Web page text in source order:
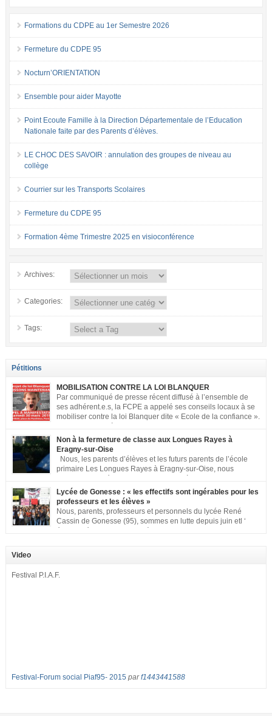
Formations du CDPE au 1er Semestre 2026
Fermeture du CDPE 95
Nocturn’ORIENTATION
Ensemble pour aider Mayotte
Point Ecoute Famille à la Direction Départementale de l’Education
Nationale faite par des Parents d’élèves.
LE CHOC DES SAVOIR : annulation des groupes de niveau au
collège
Courrier sur les Transports Scolaires
Fermeture du CDPE 95
Formation 4ème Trimestre 2025 en visioconférence
Archives:
Categories:
Tags:
Pétitions
MOBILISATION CONTRE LA LOI BLANQUER
Par communiqué de presse récent diffusé à l’ensemble de
ses adhérent.e.s, la FCPE a appelé ses conseils locaux à se
mobiliser contre la loi Blanquer dite « Ecole de la confiance ».
met à votre disposition ce kit de mobilisation comprenant : 1 affiche
appelant […]
Non à la fermeture de classe aux Longues Rayes à
Eragny-sur-Oise
Nous, les parents d’élèves et les futurs parents de l’école
primaire Les Longues Rayes à Eragny-sur-Oise, nous
classe aux Longues Rayes ». Non à la dégradation continue des conditions
d’accueil et d’apprentissage de nos enfants à l’école primaire. Chaque
enfant a droit à […]
Lycée de Gonesse : « les effectifs sont ingérables pour les
professeurs et les élèves »
Nous, parents, professeurs et personnels du lycée René
Cassin de Gonesse (95), sommes en lutte depuis juin etl ‘
2017 : – toutes les classes de secondes entre 34 et 35 élèves ! – de
nombreuses classes de première et […]
Video
Festival P.I.A.F.
Festival-Forum social Piaf95- 2015 parf1443441588